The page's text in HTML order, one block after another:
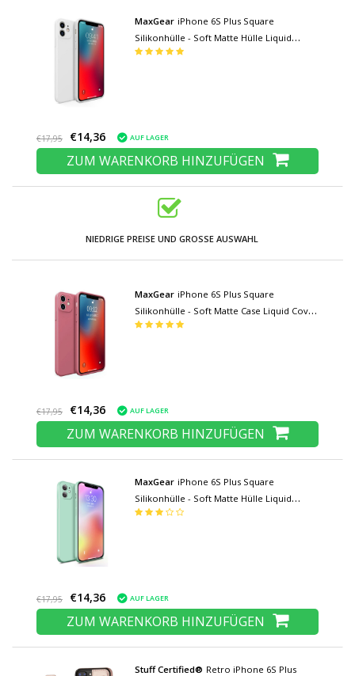
MaxGear iPhone 6S Plus Square
Silikonhülle - Soft Matte Hülle Liquid
Cover White
€17,95 €14,36 AUF LAGER
ZUM WARENKORB HINZUFÜGEN
NIEDRIGE PREISE UND GROSSE AUSWAHL
MaxGear iPhone 6S Plus Square
Silikonhülle - Soft Matte Case Liquid Cover
Pink
€17,95 €14,36 AUF LAGER
ZUM WARENKORB HINZUFÜGEN
MaxGear iPhone 6S Plus Square
Silikonhülle - Soft Matte Hülle Liquid
Cover Light Green
€17,95 €14,36 AUF LAGER
ZUM WARENKORB HINZUFÜGEN
Stuff Certified® Retro iPhone 6S Plus